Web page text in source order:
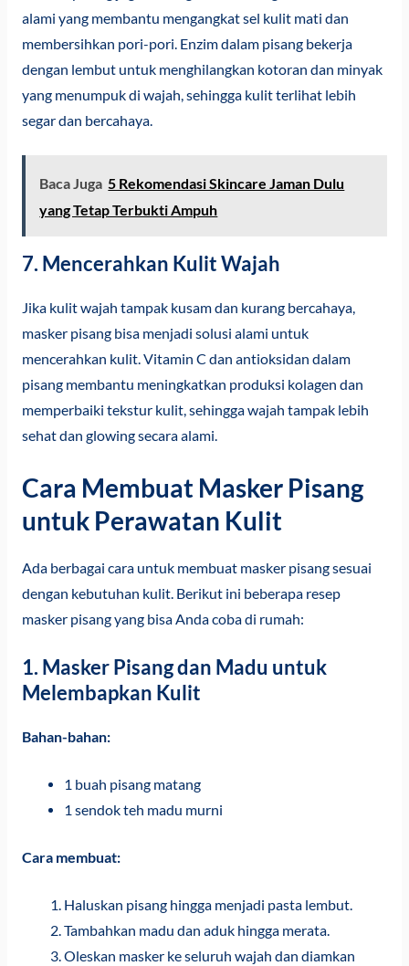
alami yang membantu mengangkat sel kulit mati dan
membersihkan pori-pori. Enzim dalam pisang bekerja
dengan lembut untuk menghilangkan kotoran dan minyak
yang menumpuk di wajah, sehingga kulit terlihat lebih
segar dan bercahaya.
Baca Juga 5 Rekomendasi Skincare Jaman Dulu
yang Tetap Terbukti Ampuh
7. Mencerahkan Kulit Wajah
Jika kulit wajah tampak kusam dan kurang bercahaya,
masker pisang bisa menjadi solusi alami untuk
mencerahkan kulit. Vitamin C dan antioksidan dalam
pisang membantu meningkatkan produksi kolagen dan
memperbaiki tekstur kulit, sehingga wajah tampak lebih
sehat dan glowing secara alami.
Cara Membuat Masker Pisang
untuk Perawatan Kulit
Ada berbagai cara untuk membuat masker pisang sesuai
dengan kebutuhan kulit. Berikut ini beberapa resep
masker pisang yang bisa Anda coba di rumah:
1. Masker Pisang dan Madu untuk
Melembapkan Kulit
Bahan-bahan:
1 buah pisang matang
1 sendok teh madu murni
Cara membuat:
Haluskan pisang hingga menjadi pasta lembut.
Tambahkan madu dan aduk hingga merata.
Oleskan masker ke seluruh wajah dan diamkan